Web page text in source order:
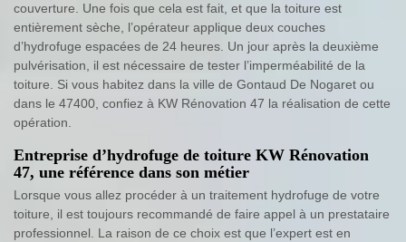
couverture. Une fois que cela est fait, et que la toiture est
entièrement sèche, l’opérateur applique deux couches
d’hydrofuge espacées de 24 heures. Un jour après la deuxième
pulvérisation, il est nécessaire de tester l’imperméabilité de la
toiture. Si vous habitez dans la ville de Gontaud De Nogaret ou
dans le 47400, confiez à KW Rénovation 47 la réalisation de cette
opération.
Entreprise d’hydrofuge de toiture KW Rénovation
47, une référence dans son métier
Lorsque vous allez procéder à un traitement hydrofuge de votre
toiture, il est toujours recommandé de faire appel à un prestataire
professionnel. La raison de ce choix est que l’expert est en